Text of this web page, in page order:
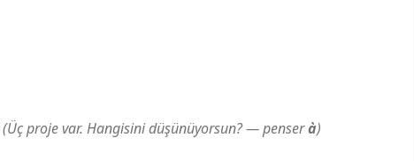
(Üç proje var. Hangisini düşünüyorsun? — penserà)